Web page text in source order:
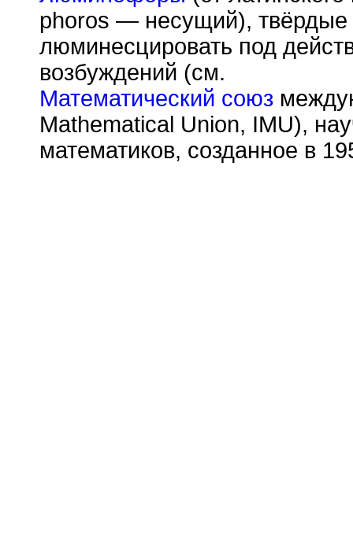
phoros — несущий),
люминесцировать под
возбуждений (см.
Математический союз
Mathematical Union, IMU),
математиков, созданное в